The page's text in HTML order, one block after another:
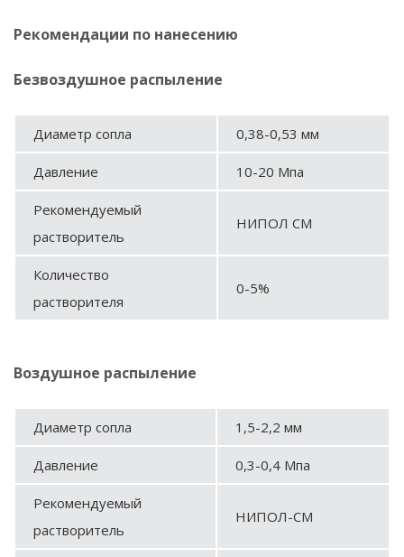
Рекомендации по нанесению
Безвоздушное распыление
Диаметр сопла 0,38-0,53 мм
Давление 10-20 Мпа
Рекомендуемый
растворитель
НИПОЛ СМ
Количество
растворителя
0-5%
Воздушное распыление
Диаметр сопла 1,5-2,2 мм
Давление 0,3-0,4 Мпа
Рекомендуемый
растворитель
НИПОЛ-СМ